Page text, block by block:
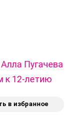
Пугачева
к 12-летию
в избранное